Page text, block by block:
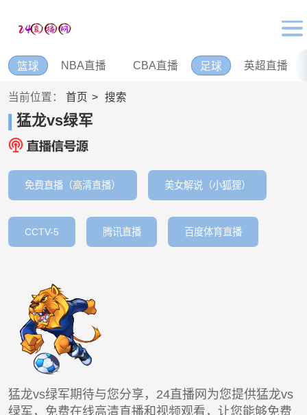
篮球 NBA直播 CBA直播 足球 英超直播
当前位置： 首页 搜索
猛龙vs绿军
免费直播（高清直播） 美女解说（小狐狸）
CCTV-5 腾讯直播 百度体育直播
猛龙vs绿军期待与您分享，24直播网为您提供猛龙vs
绿军，免费在线高清直播和视频观看，让您能够免费